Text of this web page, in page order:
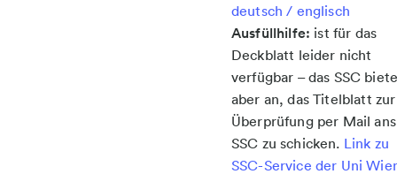
deutsch / englisch
Ausfüllhilfe: ist für das
Deckblatt leider nicht
verfügbar – das SSC
aber an, das Titelblatt zur
Überprüfung per Mail ans
SSC zu schicken. Link zu
SSC-Service der Uni